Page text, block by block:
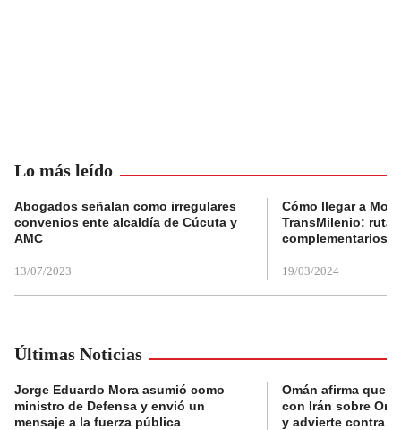
Lo más leído
Abogados señalan como irregulares
convenios ente alcaldía de Cúcuta y
AMC
13/07/2023
Cómo llegar a
TransMilenio:
complementarios
19/03/2024
Últimas Noticias
Jorge Eduardo Mora asumió como
ministro de Defensa y envió un
mensaje a la fuerza pública
Omán afirma que
con Irán sobre
y advierte contra